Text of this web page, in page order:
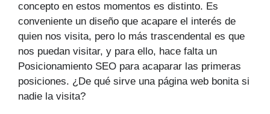
concepto en estos momentos es distinto. Es
conveniente un diseño que acapare el interés de
quien nos visita, pero lo más trascendental es que
nos puedan visitar, y para ello, hace falta un
Posicionamiento SEO para acaparar las primeras
posiciones. ¿De qué sirve una página web bonita si
nadie la visita?